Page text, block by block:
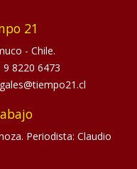
21
- Chile.
9 8220 6473
Periodista: Claudio